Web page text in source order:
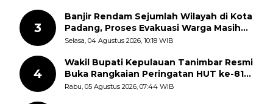
3
Banjir Rendam Sejumlah Wilayah di Kota
Padang, Proses Evakuasi Warga Masih
Berlangsung
Selasa, 04 Agustus 2026, 10:18 WIB
4
Wakil Bupati Kepulauan Tanimbar Resmi
Buka Rangkaian Peringatan HUT ke-81
Kemerdekaan RI, ASN Diajak Perkuat
Rabu, 05 Agustus 2026, 07:44 WIB